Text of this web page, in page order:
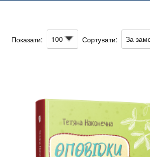
Показати: Сортувати: